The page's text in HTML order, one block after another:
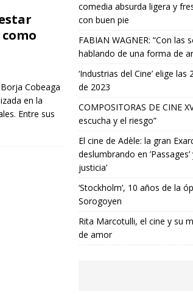
Cobeaga
en la
Entre sus
comedia absurda ligera y
con buen pie
FABIAN WAGNER: “Con las
hablando de una forma de
‘Industrias del Cine’ elige
de 2023
COMPOSITORAS DE CINE
escucha y el riesgo”
El cine de Adèle: la gran
deslumbrando en
justicia’
‘Stockholm’, 10 años de la
Sorogoyen
Rita Marcotulli, el cine y su
de amor